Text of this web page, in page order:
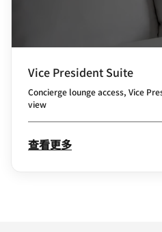
Vice President Suite
Concierge lounge access, Vice
view
查看更多